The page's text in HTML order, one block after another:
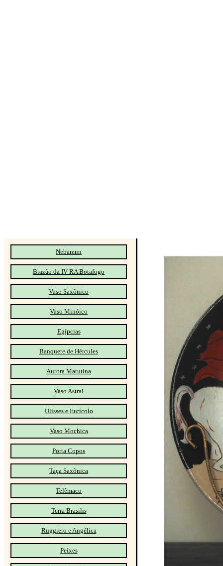
Nebamun
Brazão da IV RA Botafogo
Vaso Saxônico
Vaso Minóico
Egípcias
Banquete de Hércules
Aurora Matutina
Vaso Astral
Ulisses e Eurícolo
Vaso Mochica
Porta Copos
Taça Saxônica
Telêmaco
Terra Brasilis
Ruggiero e Angélica
Peixes